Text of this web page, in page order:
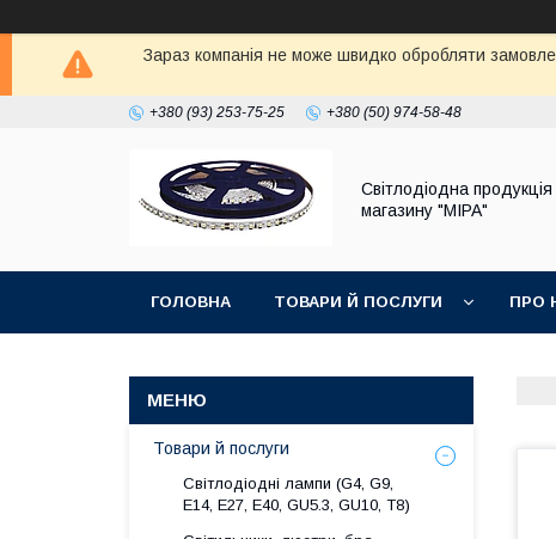
Зараз компанія не може швидко обробляти
+380 (93) 253-75-25 +380 (50) 974-58-48
Світлодіодна продукція
магазину "МІРА"
ГОЛОВНА ТОВАРИ Й ПОСЛУГИ ПРО
Товари й послуги
Світлодіодні лампи (G4, G9,
E14, E27, Е40, GU5.3, GU10, Т8)